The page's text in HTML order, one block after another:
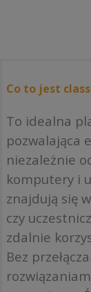
Co to jest
To idealna
pozwalająca
niezależnie
komputery i
znajdują się
czy
zdalnie
Bez